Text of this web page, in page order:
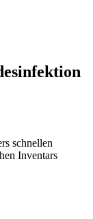
schnellen
Inventars